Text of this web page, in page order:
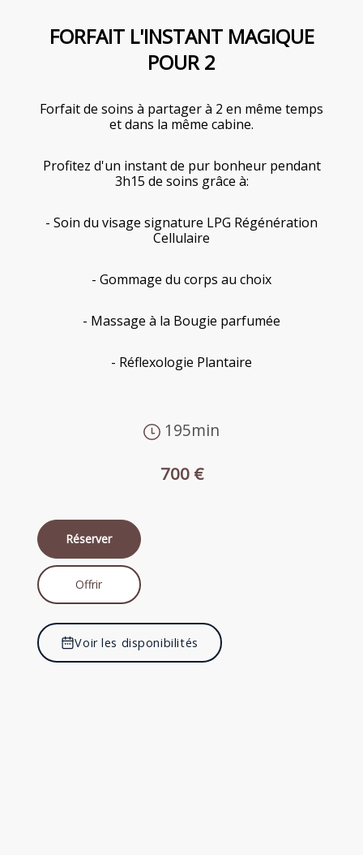
FORFAIT L'INSTANT MAGIQUE
POUR 2
Forfait de soins à partager à 2 en même temps
et dans la même cabine.
Profitez d'un instant de pur bonheur pendant
3h15 de soins grâce à:
- Soin du visage signature LPG Régénération
Cellulaire
- Gommage du corps au choix
- Massage à la Bougie parfumée
- Réflexologie Plantaire
195min
700 €
Réserver
Offrir
Voir les disponibilités